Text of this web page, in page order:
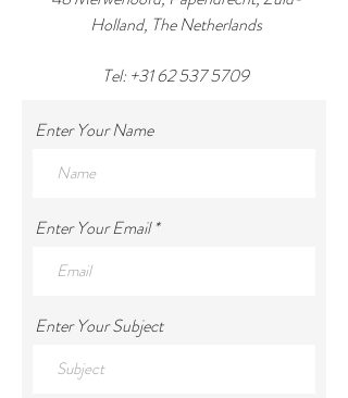
Holland, The Netherlands
Tel: +31 62 537 5709
Enter Your Name
Enter Your Email
Enter Your Subject